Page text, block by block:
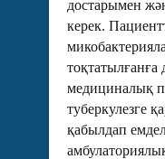
достарымен
керек.
тоқтатылғанға
медициналық
туберкулезге
қабылдап